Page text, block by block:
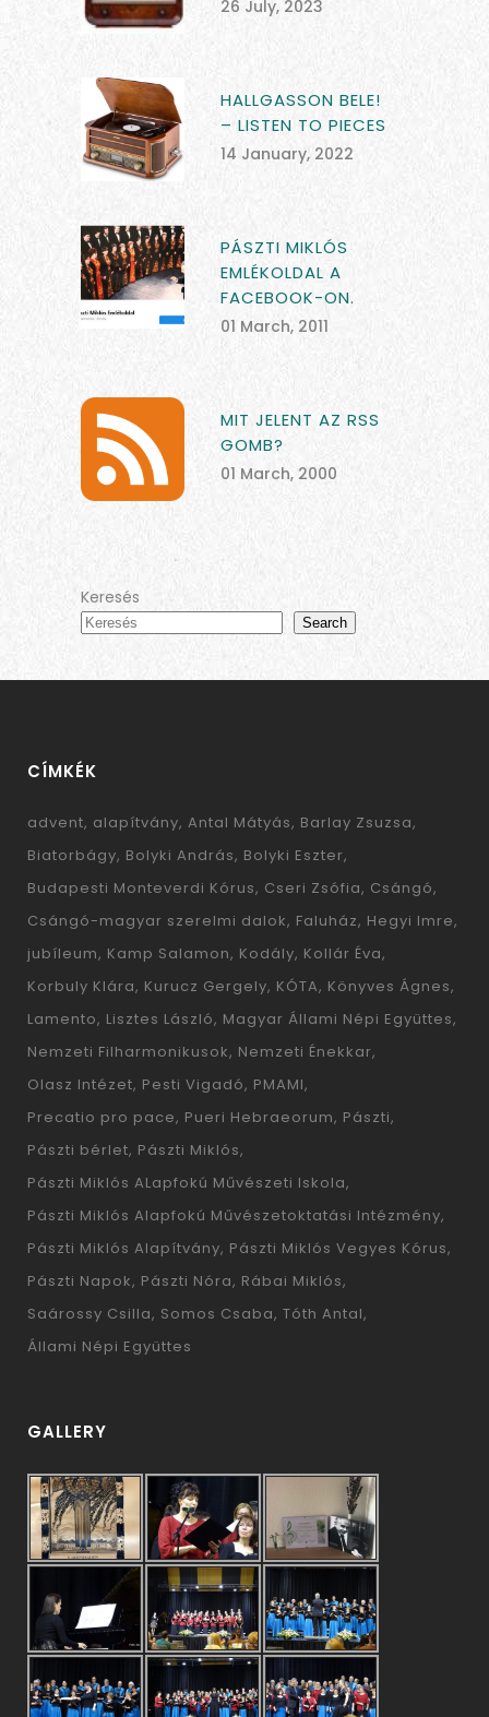
26 July, 2023
HALLGASSON BELE!
– LISTEN TO PIECES
14 January, 2022
PÁSZTI MIKLÓS
EMLÉKOLDAL A
FACEBOOK-ON.
01 March, 2011
MIT JELENT AZ RSS
GOMB?
01 March, 2000
Keresés
Search
CÍMKÉK
advent alapítvány Antal Mátyás Barlay Zsuzsa
Biatorbágy Bolyki András Bolyki Eszter
Budapesti Monteverdi Kórus Cseri Zsófia Csángó
Csángó-magyar szerelmi dalok Faluház Hegyi Imre
jubíleum Kamp Salamon Kodály Kollár Éva
Korbuly Klára Kurucz Gergely KÓTA Könyves Ágnes
Lamento Lisztes László Magyar Állami Népi Együttes
Nemzeti Filharmonikusok Nemzeti Énekkar
Olasz Intézet Pesti Vigadó PMAMI
Precatio pro pace Pueri Hebraeorum Pászti
Pászti bérlet Pászti Miklós
Pászti Miklós ALapfokú Művészeti Iskola
Pászti Miklós Alapfokú Művészetoktatási Intézmény
Pászti Miklós Alapítvány Pászti Miklós Vegyes Kórus
Pászti Napok Pászti Nóra Rábai Miklós
Saárossy Csilla Somos Csaba Tóth Antal
Állami Népi Együttes
GALLERY